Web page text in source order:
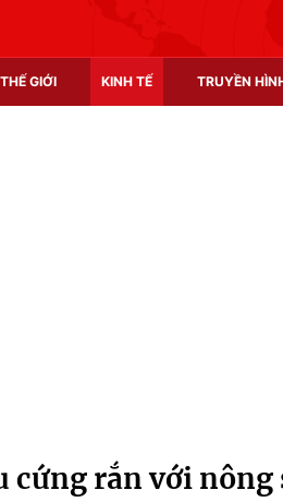
THẾ GIỚI KINH TẾ TRUYỀN
cứng rắn với nông